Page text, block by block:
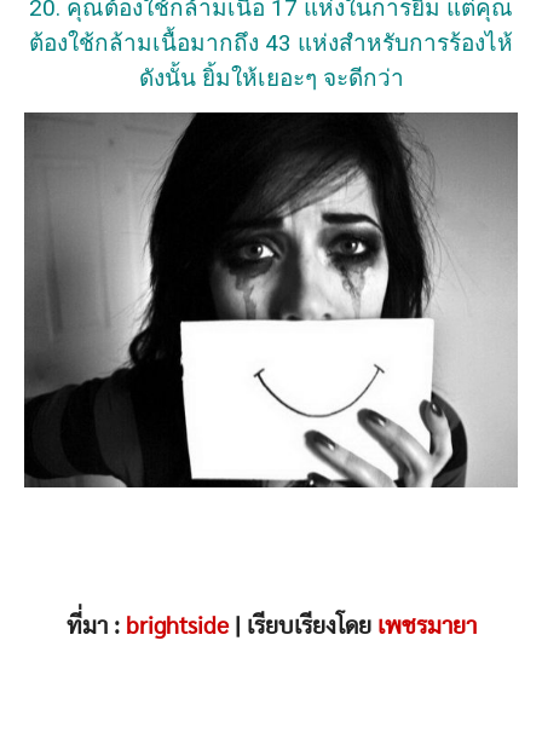
20. คุณต้องใช้กล้ามเนื้อ 17 แห่งในการยิ้ม แต่คุณ
ต้องใช้กล้ามเนื้อมากถึง 43 แห่งสำหรับการร้องไห้
ดังนั้น ยิ้มให้เยอะๆ จะดีกว่า
ที่มา : brightside| เรียบเรียงโดย เพชรมายา